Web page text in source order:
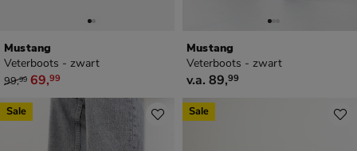
Mustang
Veterboots - zwart
van € 99,99 voor € 69,99
99,99 69,99
Mustang
Veterboots - zwart
vanaf € 89,99
v.a. 89,99
Sale Sale